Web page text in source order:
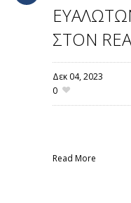
ΣΤΟΝ
Δεκ 04,2023
0
Read More